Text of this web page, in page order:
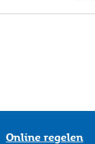
Online regelen